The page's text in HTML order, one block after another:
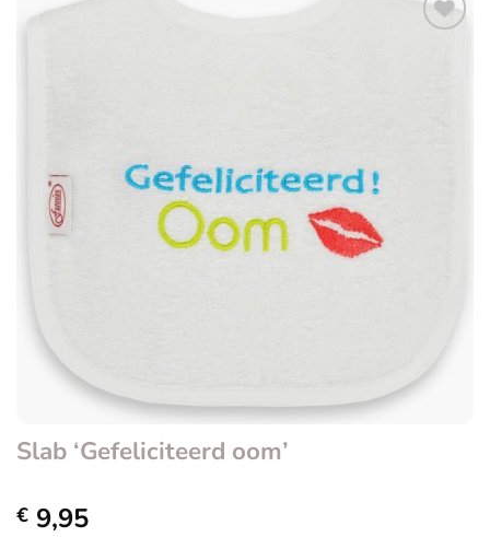
Slab ‘Gefeliciteerd oom’
€ 9,95